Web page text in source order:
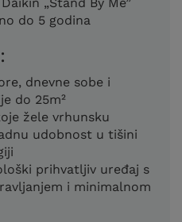
do 5 godina
dnevne sobe i
do 25m²
žele vrhunsku
udobnost u tišini
prihvatljiv uređaj s
i minimalnom